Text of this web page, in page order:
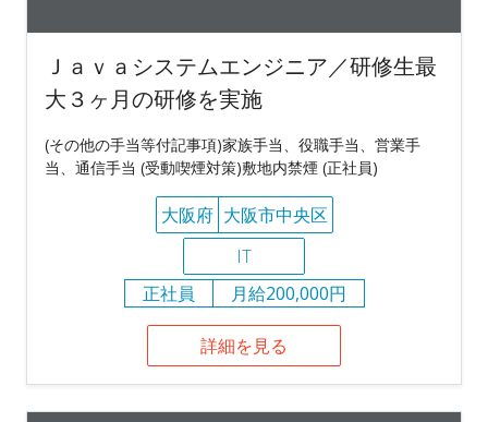
Ｊａｖａシステムエンジニア／研修生最
大３ヶ月の研修を実施
(その他の手当等付記事項)家族手当、役職手当、営業手
当、通信手当 (受動喫煙対策)敷地内禁煙 (正社員)
大阪府 大阪市中央区
IT
正社員
月給200,000円
詳細を見る